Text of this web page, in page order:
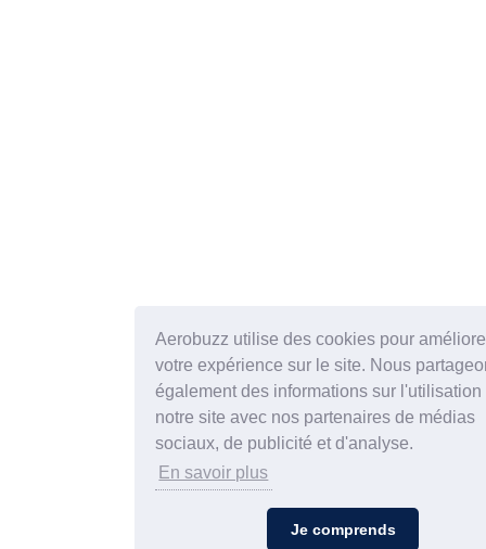
Aerobuzz utilise des cookies pour
votre expérience sur le site. Nous
également des informations sur l'utilisation
notre site avec nos partenaires de médias
sociaux, de publicité et d'analyse.
En savoir plus
Je comprends